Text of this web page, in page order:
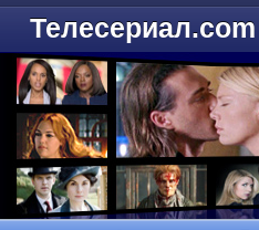
Телесериал.com